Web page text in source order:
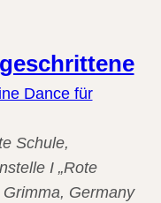
Dance für
Schule,
I „Rote
Germany